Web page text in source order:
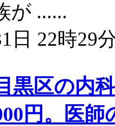
が ......
日 22時29
黒区の内
円。医